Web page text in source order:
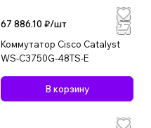
67 886.10 ₽/шт
Коммутатор Cisco Catalyst
WS-C3750G-48TS-E
В корзину